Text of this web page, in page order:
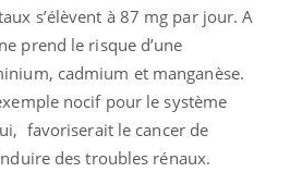
s’élèvent à 87 mg par jour. A
prend le risque d’une
cadmium et manganèse.
nocif pour le système
favoriserait le cancer de
des troubles rénaux.